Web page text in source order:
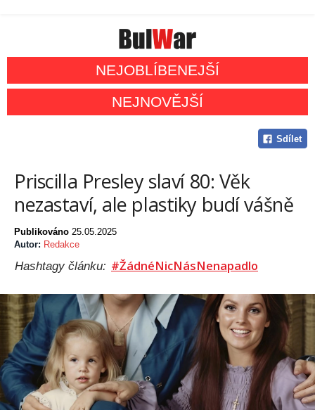
NEJOBLÍBENEJŠÍ
NEJNOVĚJŠÍ
Sdílet
Priscilla Presley slaví 80: Věk
nezastaví, ale plastiky budí vášně
Publikováno 25.05.2025
Autor: Redakce
Hashtagy článku: #ŽádnéNicNásNenapadlo